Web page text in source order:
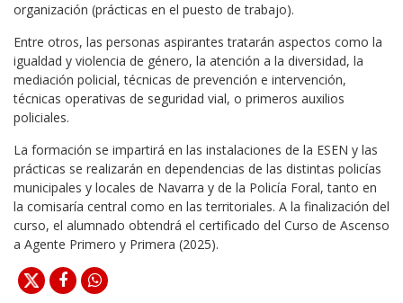
organización (prácticas en el puesto de trabajo).
Entre otros, las personas aspirantes tratarán aspectos como la
igualdad y violencia de género, la atención a la diversidad, la
mediación policial, técnicas de prevención e intervención,
técnicas operativas de seguridad vial, o primeros auxilios
policiales.
La formación se impartirá en las instalaciones de la ESEN y las
prácticas se realizarán en dependencias de las distintas policías
municipales y locales de Navarra y de la Policía Foral, tanto en
la comisaría central como en las territoriales. A la finalización del
curso, el alumnado obtendrá el certificado del Curso de Ascenso
a Agente Primero y Primera (2025).